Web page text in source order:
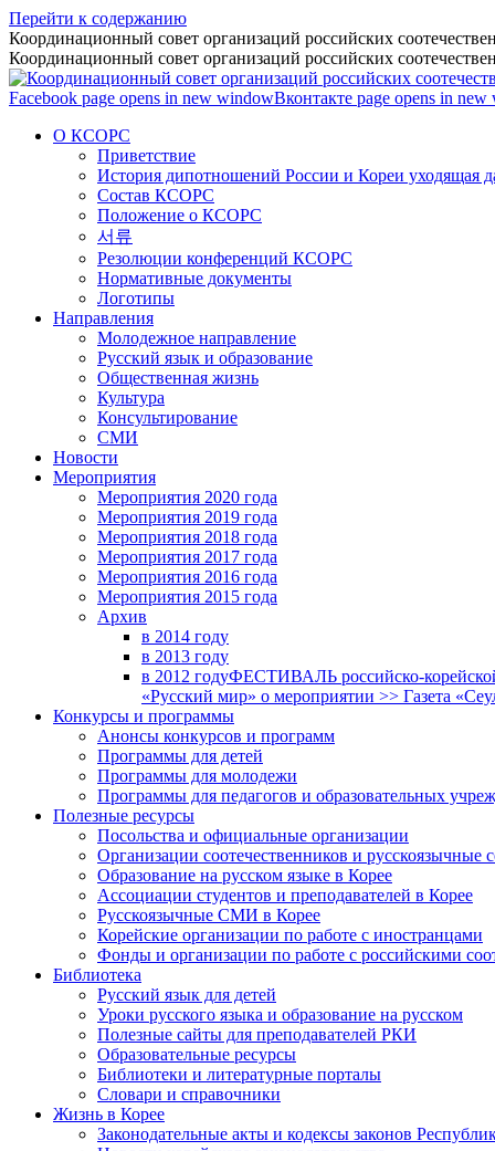
Перейти к содержанию
Координационный совет организаций российских
Координационный совет организаций российских
Facebook page opens in new windowВконтакте page opens in
О КСОРС
Приветствие
История дипотношений России и Кореи уходящая
Состав КСОРС
Положение о КСОРС
서류
Резолюции конференций КСОРС
Нормативные документы
Логотипы
Направления
Молодежное направление
Русский язык и образование
Общественная жизнь
Культура
Консультирование
СМИ
Новости
Мероприятия
Мероприятия 2020 года
Мероприятия 2019 года
Мероприятия 2018 годa
Мероприятия 2017 года
Мероприятия 2016 года
Мероприятия 2015 года
Архив
в 2014 году
в 2013 году
в 2012 годуФЕСТИВАЛЬ российско-
«Русский мир» о мероприятии >> Газета
Конкурсы и программы
Анонсы конкурсов и программ
Программы для детей
Программы для молодежи
Программы для педагогов и образовательных
Полезные ресурсы
Посольства и официальные организации
Организации соотечественников и русскоязычные
Образование на русском языке в Корее
Ассоциации студентов и преподавателей в Корее
Русскоязычные СМИ в Корее
Корейские организации по работе с иностранцами
Фонды и организации по работе с российскими
Библиотека
Русский язык для детей
Уроки русского языка и образование на русском
Полезные сайты для преподавателей РКИ
Образовательные ресурсы
Библиотеки и литературные порталы
Словари и справочники
Жизнь в Корее
Законодательные акты и кодексы законов